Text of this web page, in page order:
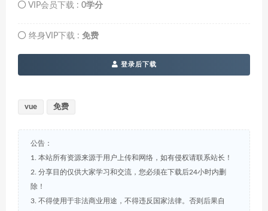
VIP会员下载 : 0学分
终身VIP下载 : 免费
登录后下载
vue 免费
公告：
1. 本站所有资源来源于用户上传和网络，如有侵权请联系站长！
2. 分享目的仅供大家学习和交流，您必须在下载后24小时内删
除！
3. 不得使用于非法商业用途，不得违反国家法律。否则后果自